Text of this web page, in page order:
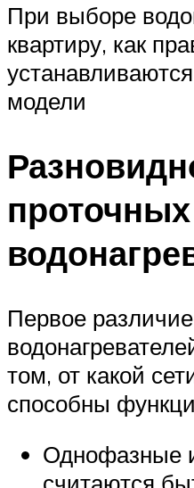
При выборе
квартиру, как
модели
проточных
Первое
том, от какой
способны
Однофазные